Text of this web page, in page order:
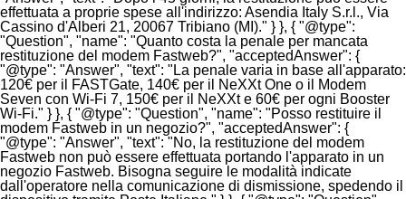
effettuata a proprie spese all'indirizzo: Asendia Italy S.r.l., Via
Cassino d'Alberi 21, 20067 Tribiano (MI)." } }, { "@type":
"Question", "name": "Quanto costa la penale per mancata
restituzione del modem Fastweb?", "acceptedAnswer": {
"@type": "Answer", "text": "La penale varia in base all'apparato:
120€ per il FASTGate, 140€ per il NeXXt One o il Modem
Seven con Wi-Fi 7, 150€ per il NeXXt e 60€ per ogni Booster
Wi-Fi." } }, { "@type": "Question", "name": "Posso restituire il
modem Fastweb in un negozio?", "acceptedAnswer": {
"@type": "Answer", "text": "No, la restituzione del modem
Fastweb non può essere effettuata portando l'apparato in un
negozio Fastweb. Bisogna seguire le modalità indicate
dall'operatore nella comunicazione di dismissione, spedendo il